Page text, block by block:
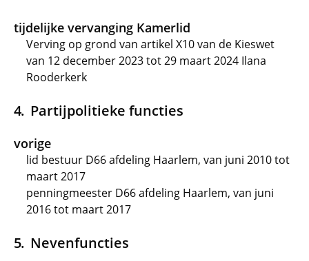
tijdelijke vervanging Kamerlid
Verving op grond van artikel X10 van de Kieswet
van 12 december 2023 tot 29 maart 2024 Ilana
Rooderkerk
Partijpolitieke functies
vorige
lid bestuur D66 afdeling Haarlem, van juni 2010 tot
maart 2017
penningmeester D66 afdeling Haarlem, van juni
2016 tot maart 2017
Nevenfuncties